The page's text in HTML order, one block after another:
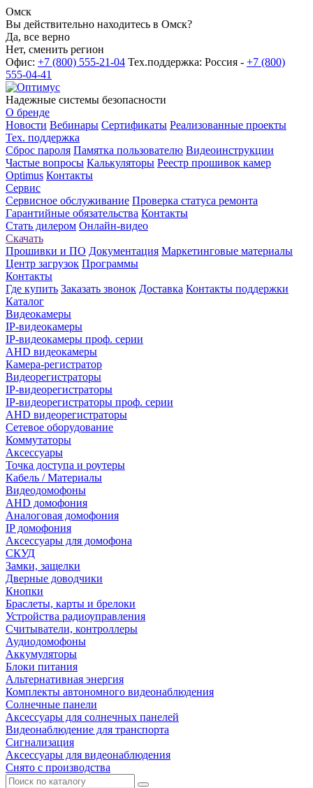
Омск
Вы действительно находитесь в Омск?
Да, все верно
Нет, сменить регион
Офис: +7 (800) 555-21-04 Тех.поддержка: Россия - +7 (800)
555-04-41
Надежные системы безопасности
О бренде
Новости Вебинары Сертификаты Реализованные проекты
Тех. поддержка
Сброс пароля Памятка пользователю Видеоинструкции
Частые вопросы Калькуляторы Реестр прошивок камер
Optimus Контакты
Сервис
Сервисное обслуживание Проверка статуса ремонта
Гарантийные обязательства Контакты
Стать дилером Онлайн-видео
Скачать
Прошивки и ПО Документация Маркетинговые материалы
Центр загрузок Программы
Контакты
Где купить Заказать звонок Доставка Контакты поддержки
Каталог
Видеокамеры
IP-видеокамеры
IP-видеокамеры проф. серии
AHD видеокамеры
Камера-регистратор
Видеорегистраторы
IP-видеорегистраторы
IP-видеорегистраторы проф. серии
AHD видеорегистраторы
Сетевое оборудование
Коммутаторы
Аксессуары
Точка доступа и роутеры
Кабель / Материалы
Видеодомофоны
AHD домофония
Аналоговая домофония
IP домофония
Аксессуары для домофона
СКУД
Замки, защелки
Дверные доводчики
Кнопки
Браслеты, карты и брелоки
Устройства радиоуправления
Считыватели, контроллеры
Аудиодомофоны
Аккумуляторы
Блоки питания
Альтернативная энергия
Комплекты автономного видеонаблюдения
Солнечные панели
Аксессуары для солнечных панелей
Видеонаблюдение для транспорта
Сигнализация
Аксессуары для видеонаблюдения
Снято с производства